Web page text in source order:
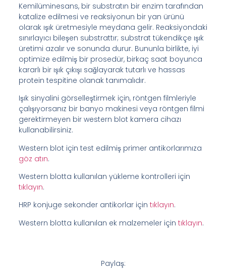
Kemilüminesans, bir substratın bir enzim tarafından
katalize edilmesi ve reaksiyonun bir yan ürünü
olarak ışık üretmesiyle meydana gelir. Reaksiyondaki
sınırlayıcı bileşen substrattır; substrat tükendikçe ışık
üretimi azalır ve sonunda durur. Bununla birlikte, iyi
optimize edilmiş bir prosedür, birkaç saat boyunca
kararlı bir ışık çıkışı sağlayarak tutarlı ve hassas
protein tespitine olanak tanımalıdır.
Işık sinyalini görselleştirmek için, röntgen filmleriyle
çalışıyorsanız bir banyo makinesi veya röntgen filmi
gerektirmeyen bir western blot kamera cihazı
kullanabilirsiniz.
Western blot için test edilmiş primer antikorlarımıza
göz atın.
Western blotta kullanılan yükleme kontrolleri için
tıklayın.
HRP konjuge sekonder antikorlar için tıklayın.
Western blotta kullanılan ek malzemeler için tıklayın.
Paylaş: